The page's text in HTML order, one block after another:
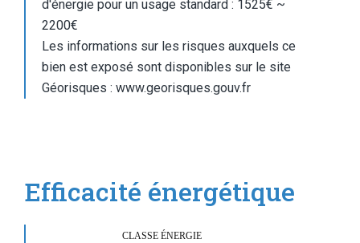
d'énergie pour un usage standard : 1525€ ~
2200€
Les informations sur les risques auxquels ce
bien est exposé sont disponibles sur le site
Géorisques : www.georisques.gouv.fr
Efficacité énergétique